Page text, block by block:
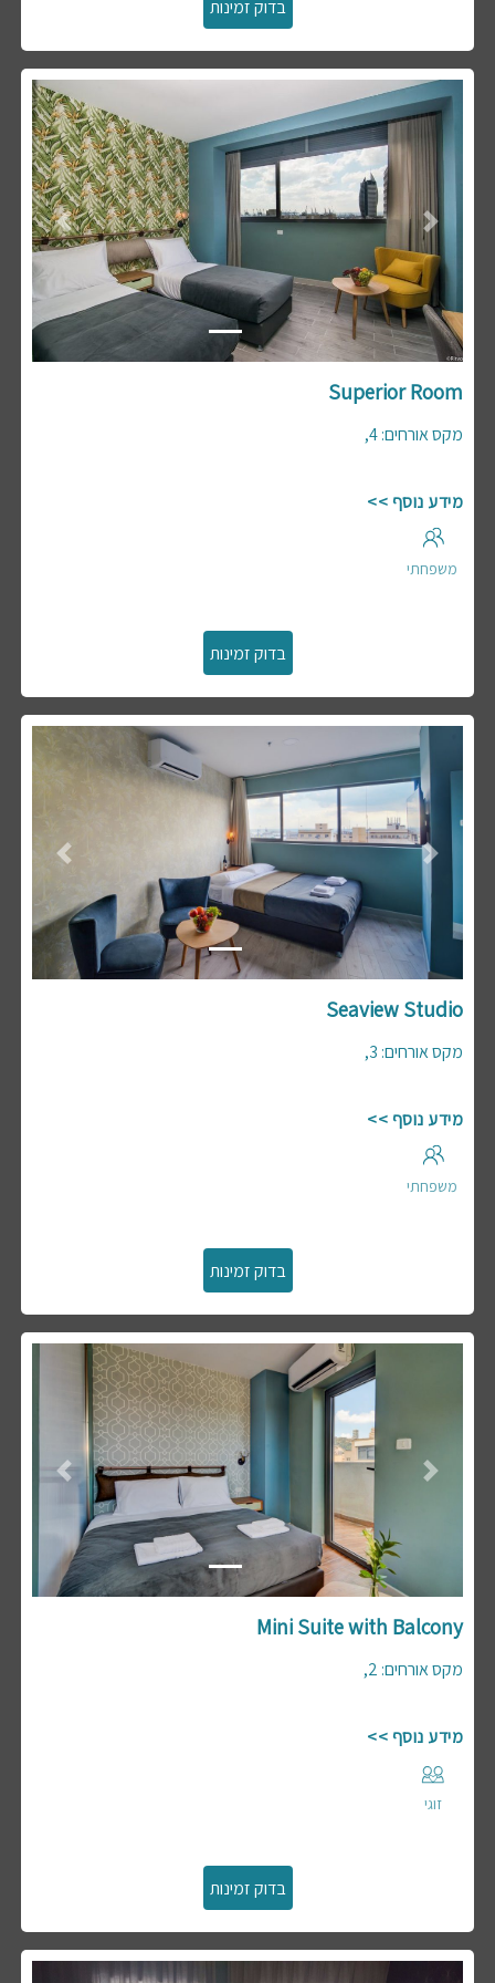
Previous Next
Superior Room
מקס אורחים:
4
,
מידע נוסף >>
משפחתי
Previous Next
Seaview Studio
מקס אורחים:
3
,
מידע נוסף >>
משפחתי
Previous Next
Mini Suite with Balcony
מקס אורחים:
2
,
מידע נוסף >>
זוגי